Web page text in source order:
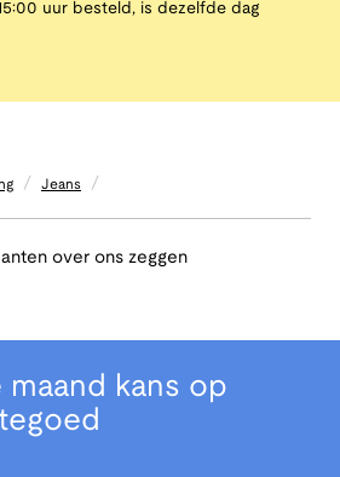
uur besteld, is dezelfde dag
/ Jeans /
over ons zeggen
maand kans op